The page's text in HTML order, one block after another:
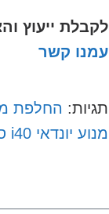
לקבלת ייעוץ
עמנו קשר
תגיות: החלפת
מנוע יונדאי i40 סטיישן CW מחיר